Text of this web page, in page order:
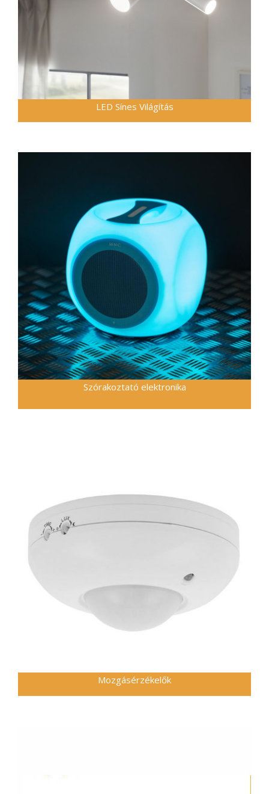
LED Sínes Világítás
Szórakoztató elektronika
Mozgásérzékelők